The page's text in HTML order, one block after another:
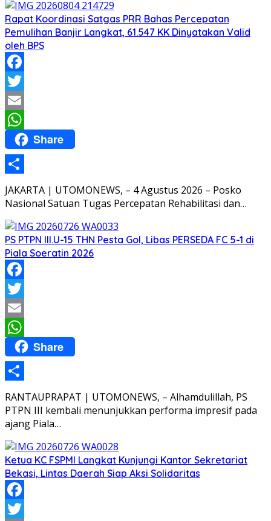
Rapat Koordinasi Satgas PRR Bahas Percepatan
Pemulihan Banjir Langkat, 61.547 KK Dinyatakan Valid
oleh BPS
Facebook
Twitter
Email
WhatsApp
Share
Share
JAKARTA | UTOMONEWS, – 4 Agustus 2026 – Posko
Nasional Satuan Tugas Percepatan Rehabilitasi dan…
PS PTPN III.U-15 THN Pesta Gol, Libas PERSEDA FC 5-1 di
Piala Soeratin 2026
Facebook
Twitter
Email
WhatsApp
Share
Share
RANTAUPRAPAT | UTOMONEWS, – Alhamdulillah, PS
PTPN III kembali menunjukkan performa impresif pada
ajang Piala…
Ketua KC FSPMI Langkat Kunjungi Kantor Sekretariat
Bekasi, Lintas Daerah Siap Aksi Solidaritas
Facebook